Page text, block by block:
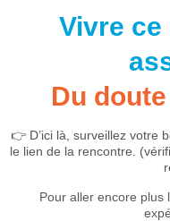
Vivre
Du
👉 D’ici là, surveillez votre
le lien de la rencontre.
Pour aller encore plus